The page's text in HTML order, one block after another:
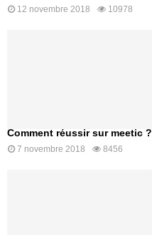
12 novembre 2018 10978
Comment réussir sur meetic ?
7 novembre 2018 8456